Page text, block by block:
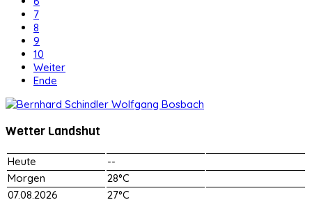
7
8
9
10
Weiter
Ende
Wetter Landshut
Heute
--
Morgen
28°C
07.08.2026
27°C